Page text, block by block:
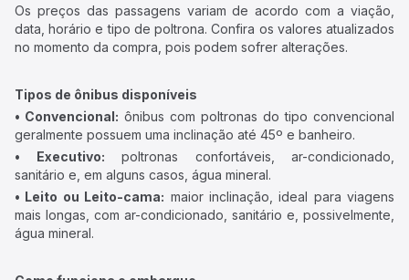
Os preços das passagens variam de acordo com a viação,
data, horário e tipo de poltrona. Confira os valores atualizados
no momento da compra, pois podem sofrer alterações.
Tipos de ônibus disponíveis
• Convencional: ônibus com poltronas do tipo convencional
geralmente possuem uma inclinação até 45º e banheiro.
• Executivo: poltronas confortáveis, ar-condicionado,
sanitário e, em alguns casos, água mineral.
• Leito ou Leito-cama: maior inclinação, ideal para viagens
mais longas, com ar-condicionado, sanitário e, possivelmente,
água mineral.